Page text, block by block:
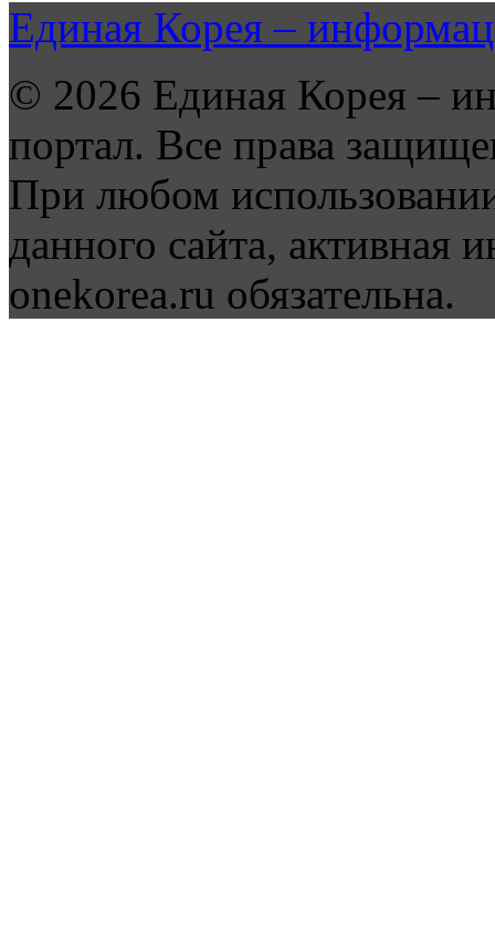
Единая Корея –
© 2026 Единая Корея –
портал. Все права
При любом
данного сайта, активная
onekorea.ru обязательна.